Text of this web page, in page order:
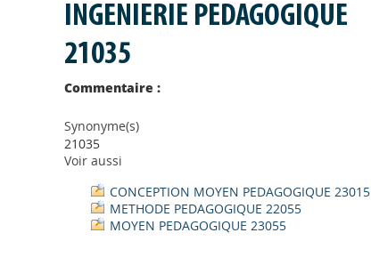
INGENIERIE PEDAGOGIQUE
21035
Commentaire :
Synonyme(s)
21035
Voir aussi
CONCEPTION MOYEN PEDAGOGIQUE 23015
METHODE PEDAGOGIQUE 22055
MOYEN PEDAGOGIQUE 23055